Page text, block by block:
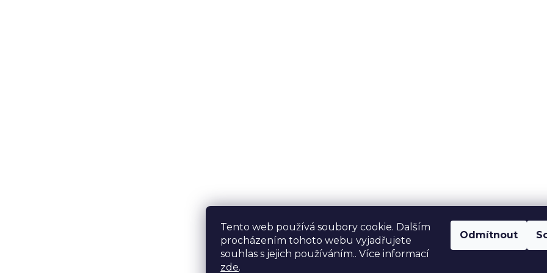
Tento web používá soubory cookie. Dalším
procházením tohoto webu vyjadřujete
souhlas s jejich používáním.. Více informací
zde.
Odmítnout